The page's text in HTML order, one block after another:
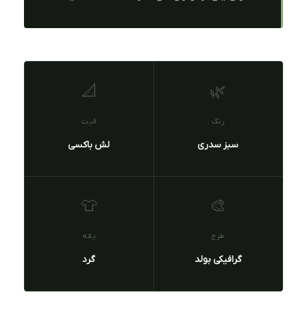
🌿
رنگ
سبز سدری
📐
فیت
لش باکسی
🎨
طرح
گرافیکی بولد
👕
یقه
گرد